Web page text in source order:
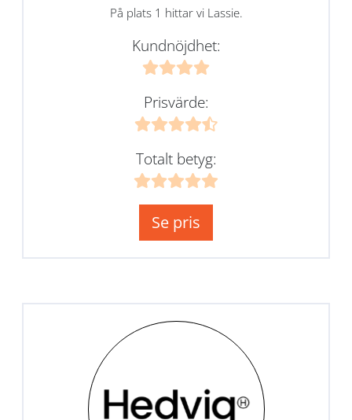
På plats 1 hittar vi Lassie.
Kundnöjdhet:
Prisvärde:
Totalt betyg:
Se pris